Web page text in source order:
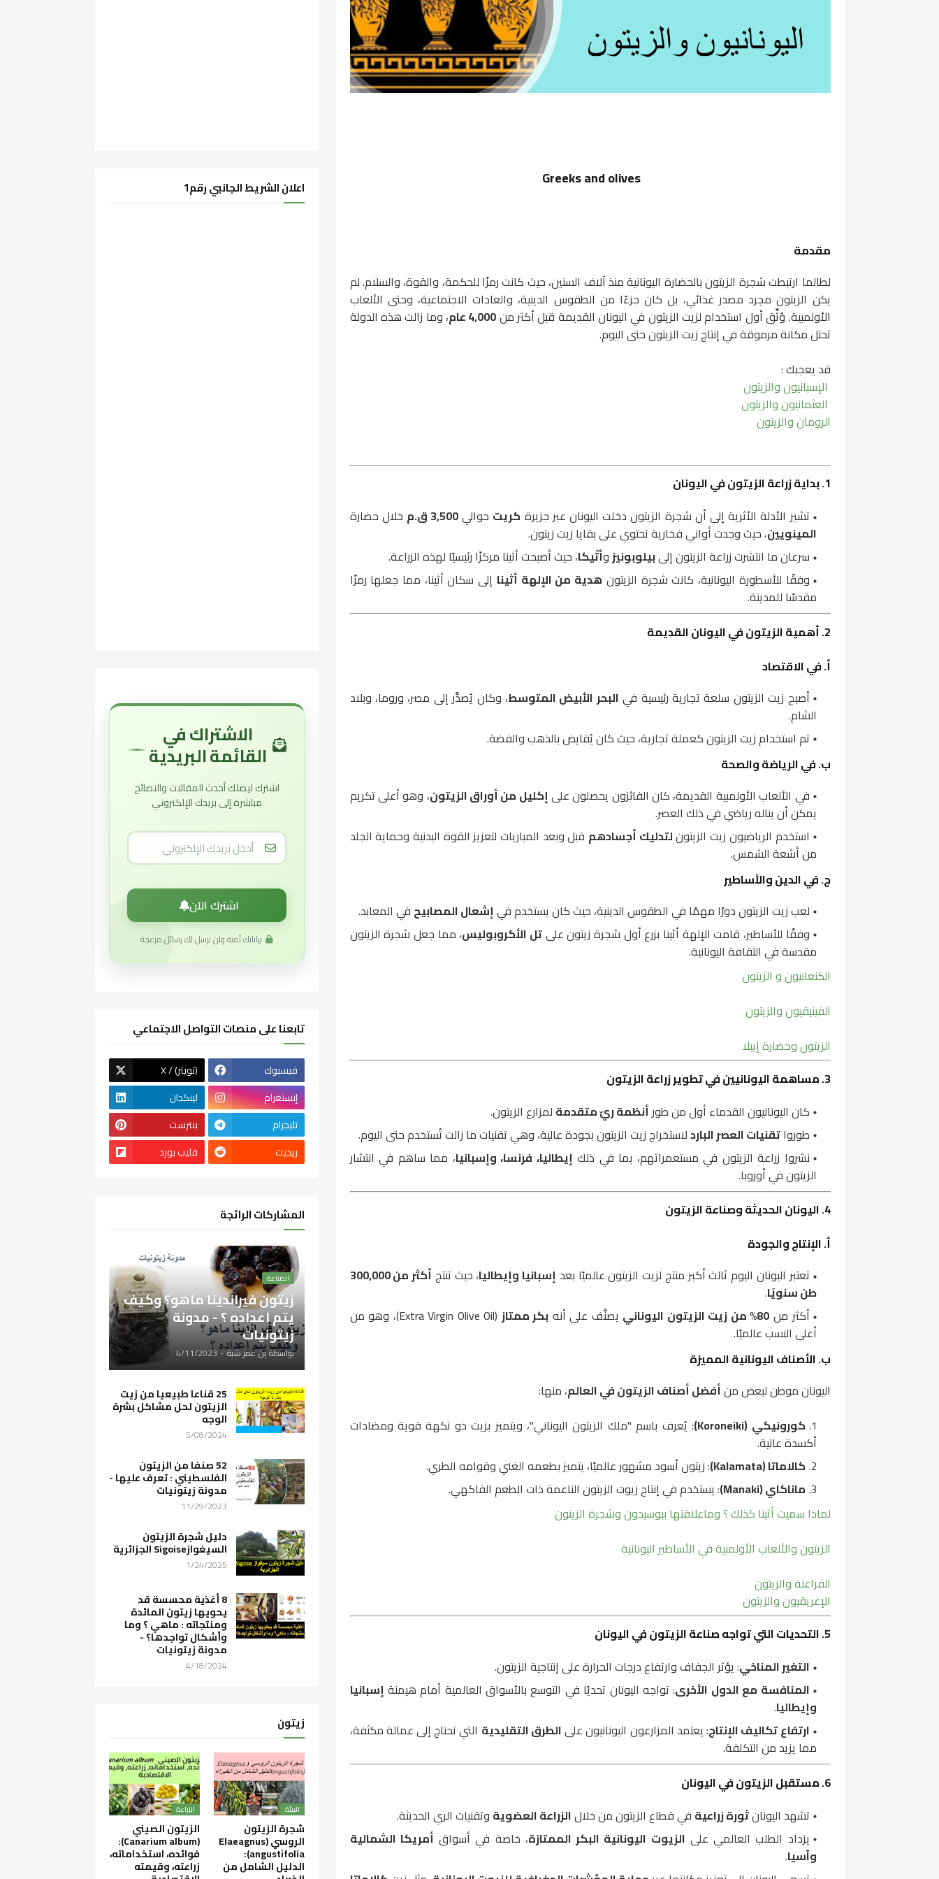
Greeks and olives
مقدمة
لطالما ارتبطت شجرة الزيتون بالحضارة اليونانية منذ آلاف السنين، حيث كانت رمزًا للحكمة، والقوة، والسلام. لم
يكن الزيتون مجرد مصدر غذائي، بل كان جزءًا من الطقوس الدينية، والعادات الاجتماعية، وحتى الألعاب
الأولمبية. وُثِّق أول استخدام لزيت الزيتون في اليونان القديمة قبل أكثر من4,000 عام
، وما زالت هذه الدولة
تحتل مكانة مرموقة في إنتاج زيت الزيتون حتى اليوم.
قد يعجبك :
الإسبانيون والزيتون
العثمانيون والزيتون
الرومان والزيتون
1. بداية زراعة الزيتون في اليونان
تشير الأدلة الأثرية إلى أن شجرة الزيتون دخلت اليونان عبر جزيرة كريت حوالي3,500 ق.م
خلال حضارة
المينويين، حيث وجدت أواني فخارية تحتوي على بقايا زيت زيتون.
سرعان ما انتشرت زراعة الزيتون إلىبيلوبونيزوأتّيكا، حيث أصبحت أثينا مركزًا رئيسيًا لهذه الزراعة.
وفقًا للأسطورة اليونانية، كانت شجرة الزيتون هدية من الإلهة أثينا إلى سكان أثينا، مما جعلها رمزًا
مقدسًا للمدينة.
2. أهمية الزيتون في اليونان القديمة
أ. في الاقتصاد
أصبح زيت الزيتون سلعة تجارية رئيسية في البحر الأبيض المتوسط، وكان يُصدَّر إلى مصر، وروما، وبلاد
الشام.
تم استخدام زيت الزيتون كعملة تجارية، حيث كان يُقايض بالذهب والفضة.
ب. في الرياضة والصحة
في الألعاب الأولمبية القديمة، كان الفائزون يحصلون على إكليل من أوراق الزيتون، وهو أعلى تكريم
يمكن أن يناله رياضي في ذلك العصر.
استخدم الرياضيون زيت الزيتونلتدليك أجسادهم قبل وبعد المباريات لتعزيز القوة البدنية وحماية الجلد
من أشعة الشمس.
ج. في الدين والأساطير
لعب زيت الزيتون دورًا مهمًا في الطقوس الدينية، حيث كان يستخدم في إشعال المصابيح في المعابد.
وفقًا للأساطير، قامت الإلهة أثينا بزرع أول شجرة زيتون علىتل الأكروبوليس، مما جعل شجرة الزيتون
مقدسة في الثقافة اليونانية.
الكنعانيون و الزيتون
الفينيقيون والزيتون
الزيتون وحضارة إيبلا
3. مساهمة اليونانيين في تطوير زراعة الزيتون
كان اليونانيون القدماء أول من طور أنظمة ريّ متقدمة لمزارع الزيتون.
طورواتقنيات العصر الباردلاستخراج زيت الزيتون بجودة عالية، وهي تقنيات ما زالت تُستخدم حتى اليوم.
نشروا زراعة الزيتون في مستعمراتهم، بما في ذلك إيطاليا، فرنسا، وإسبانيا، مما ساهم في انتشار
الزيتون في أوروبا.
4. اليونان الحديثة وصناعة الزيتون
أ. الإنتاج والجودة
تعتبر اليونان اليوم ثالث أكبر منتج لزيت الزيتون عالميًا بعد إسبانيا وإيطاليا، حيث تنتج
أكثر من 300,000
طن سنويًا.
أكثر من 80% من زيت الزيتون اليوناني يصنَّف على أنه بكر ممتاز
(Extra Virgin Olive Oil)، وهو من
أعلى النسب عالميًا.
ب. الأصناف اليونانية المميزة
اليونان موطن لبعض منأفضل أصناف الزيتون في العالم، منها:
كورونيكي (Koroneiki)
: يُعرف باسم "ملك الزيتون اليوناني"، ويتميز بزيت ذو نكهة قوية ومضادات
أكسدة عالية.
كالاماتا (Kalamata)
: زيتون أسود مشهور عالميًا، يتميز بطعمه الغني وقوامه الطري.
ماناكاي (Manaki)
: يستخدم في إنتاج زيوت الزيتون الناعمة ذات الطعم الفاكهي.
لماذا سميت أثينا كذلك ؟ وماعلاقتها ببوسيدون وشجرة الزيتون
الزيتون والألعاب الأولمبية في الأساطير اليونانية
الفراعنة والزيتون
الإغريقيون والزيتون
5. التحديات التي تواجه صناعة الزيتون في اليونان
التغير المناخي: يؤثر الجفاف وارتفاع درجات الحرارة على إنتاجية الزيتون.
المنافسة مع الدول الأخرى: تواجه اليونان تحديًا في التوسع بالأسواق العالمية أمام هيمنة إسبانيا
وإيطاليا.
ارتفاع تكاليف الإنتاج: يعتمد المزارعون اليونانيون علىالطرق التقليدية التي تحتاج إلى عمالة مكثفة،
مما يزيد من التكلفة.
6. مستقبل الزيتون في اليونان
تشهد اليونانثورة زراعية في قطاع الزيتون من خلالالزراعة العضوية وتقنيات الري الحديثة.
يزداد الطلب العالمي على الزيوت اليونانية البكر الممتازة، خاصة في أسواق أمريكا الشمالية
وآسيا.
اعلان الشريط الجانبي رقم1
الاشتراك في
القائمة البريدية
اشترك ليصلك أحدث المقالات والنصائح
مباشرة إلى بريدك الإلكتروني
اشترك الآن
بياناتك آمنة ولن نرسل لك رسائل مزعجة
تابعنا على منصات التواصل الاجتماعي
فيسبوك
X / (تويتر)
إنستغرام
لينكدان
تليجرام
بنترست
ريديت
فليب بورد
المشاركات الرائجة
الصناعة
زيتون فيراندينا ماهو؟ وكيف
يتم اعداده ؟ - مدونة
زيتونيات
بواسطةبن عمر شبة-
4/11/2023
25 قناعا طبيعيا من زيت
الزيتون لحل مشاكل بشرة
الوجه
5/08/2024
52 صنفا من الزيتون
الفلسطيني : تعرف عليها -
مدونة زيتونيات
11/29/2023
دليل شجرة الزيتون
السيغوازSigoise الجزائرية
1/24/2025
8 أغذية محسسة قد
يحويها زيتون المائدة
ومنتجاته : ماهي ؟ وما
وأشكال تواجدها؟ -
مدونة زيتونيات
4/18/2024
زيتون
البيئة
شجرة الزيتون
الروسي (Elaeagnus
angustifolia):
الدليل الشامل من
الزراعة
الزيتون الصيني
(Canarium album):
فوائده، استخداماته،
زراعته، وقيمته